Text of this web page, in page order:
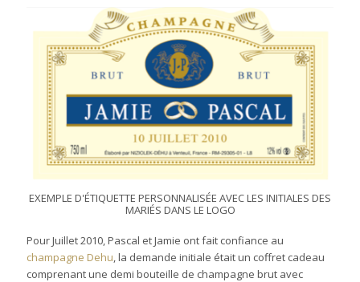
EXEMPLE D'ÉTIQUETTE PERSONNALISÉE AVEC LES INITIALES DES
MARIÉS DANS LE LOGO
Pour Juillet 2010, Pascal et Jamie ont fait confiance au
champagne Dehu , la demande initiale était un coffret cadeau
comprenant une demi bouteille de champagne brut avec